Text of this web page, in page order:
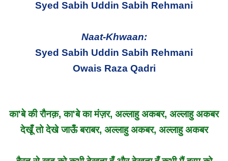
Syed Sabih Uddin Sabih Rehmani
Naat-Khwaan:
Syed Sabih Uddin Sabih Rehmani
Owais Raza Qadri
का'बे की रौनक़, का'बे का मंज़र, अल्लाहु अकबर, अल्लाहु अकबर
देखूँ तो देखे जाऊँ बराबर, अल्लाहु अकबर, अल्लाहु अकबर